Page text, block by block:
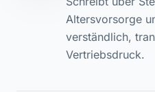
Altersvorsorge
verständlich,
Vertriebsdruck.